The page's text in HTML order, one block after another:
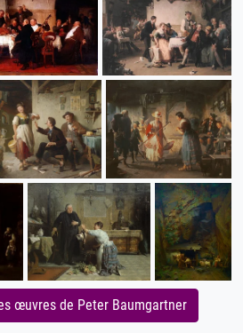
œuvres de Peter Baumgartner